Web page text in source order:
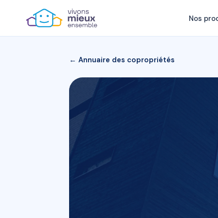
Nos
← Annuaire des copropriétés